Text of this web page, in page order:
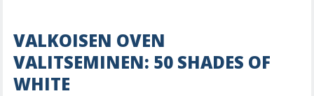
VALKOISEN OVEN
VALITSEMINEN: 50 SHADES OF
WHITE